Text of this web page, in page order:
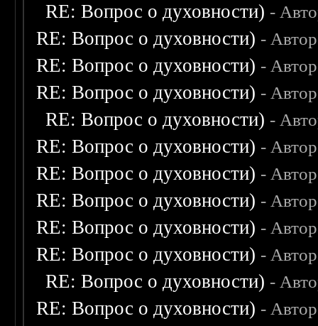
RE: Вопрос о духовности) -
RE: Вопрос о духовности) -
RE: Вопрос о духовности) -
RE: Вопрос о духовности) -
RE: Вопрос о духовности) -
RE: Вопрос о духовности) -
RE: Вопрос о духовности) -
RE: Вопрос о духовности) -
RE: Вопрос о духовности) -
RE: Вопрос о духовности) -
RE: Вопрос о духовности) -
RE: Вопрос о духовности) -